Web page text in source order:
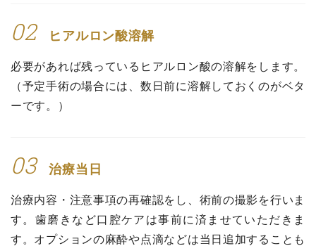
02 ヒアルロン酸溶解
必要があれば残っているヒアルロン酸の溶解をします。
（予定手術の場合には、数日前に溶解しておくのがベタ
ーです。）
03 治療当日
治療内容・注意事項の再確認をし、術前の撮影を行いま
す。歯磨きなど口腔ケアは事前に済ませていただきま
す。オプションの麻酔や点滴などは当日追加することも